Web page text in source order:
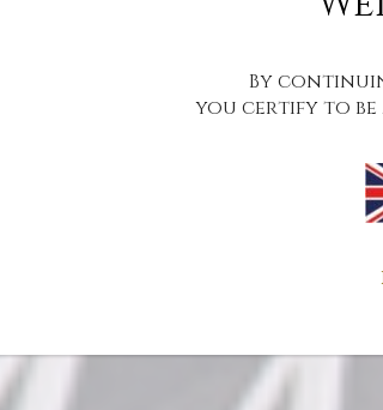
By
you certify to